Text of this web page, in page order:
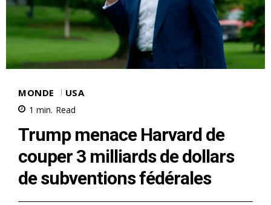
MONDE USA
1 min. Read
Trump menace Harvard de
couper 3 milliards de dollars
de subventions fédérales